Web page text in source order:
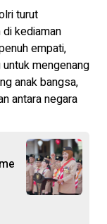
turut
kediaman
empati,
mengenang
anak bangsa,
antara negara